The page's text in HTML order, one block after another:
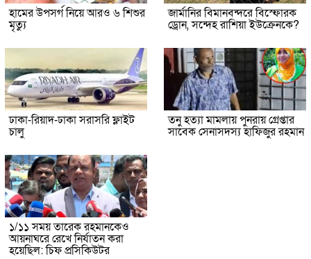
হামের উপসর্গ নিয়ে আরও ৬ শিশুর
মৃত্যু
জার্মানির বিমানবন্দরে বিস্ফোরক
ড্রোন, সন্দেহ রাশিয়া ইউক্রেনকে?
ঢাকা-রিয়াদ-ঢাকা সরাসরি ফ্লাইট
চালু
তনু হত্যা মামলায় পুনরায় গ্রেপ্তার
সাবেক সেনাসদস্য হাফিজুর রহমান
১/১১ সময় তারেক রহমানকেও
আয়নাঘরে রেখে নির্যাতন করা
হয়েছিল: চিফ প্রসিকিউটর